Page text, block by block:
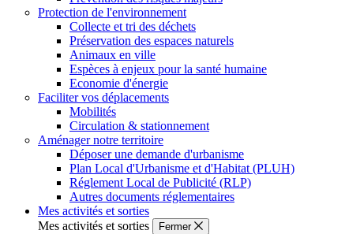
Protection de l'environnement
Collecte et tri des déchets
Préservation des espaces naturels
Animaux en ville
Espèces à enjeux pour la santé humaine
Economie d'énergie
Faciliter vos déplacements
Mobilités
Circulation & stationnement
Aménager notre territoire
Déposer une demande d'urbanisme
Plan Local d'Urbanisme et d'Habitat (PLUH)
Réglement Local de Publicité (RLP)
Autres documents réglementaires
Mes activités et sorties
Mes activités et sorties
Fermer